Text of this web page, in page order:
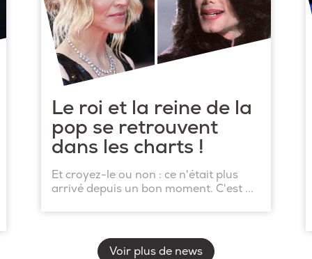
Le roi et la reine de la
pop se retrouvent
dans les charts !
Et croyez-le ou non : ce n'était plus
arrivé depuis un bon moment. C'est ...
Voir plus de news